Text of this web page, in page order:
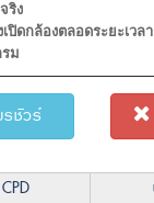
ริง
ปิดกล้องตลอดระยะเว
ม
รชัวร์